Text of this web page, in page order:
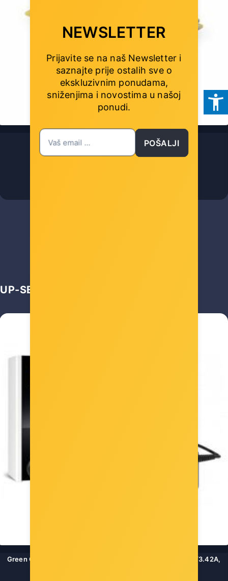
Gembird Notebook analyser card
UP-SELL
Green Cell (AD41P) AC Adapter za Asus X Series 65W, 19V/3.42A,
NEWSLETTER
Prijavite se na naš Newsletter i
saznajte prije ostalih sve o
ekskluzivnim ponudama,
sniženjima i novostima u našoj
ponudi.
POŠALJI